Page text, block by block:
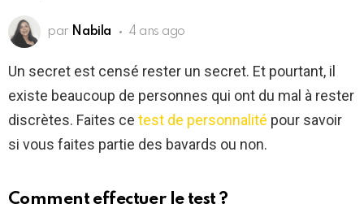
par Nabila 4 ans ago
Un secret est censé rester un secret. Et pourtant, il
existe beaucoup de personnes qui ont du mal à rester
discrètes. Faites ce test de personnalité pour savoir
si vous faites partie des bavards ou non.
Comment effectuer le test ?